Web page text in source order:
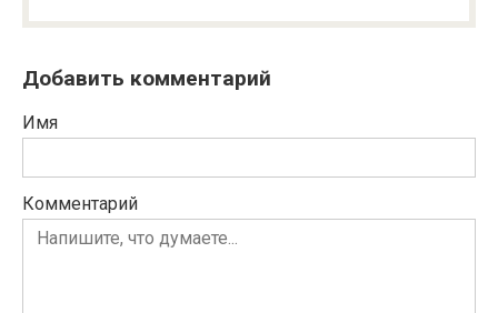
Добавить комментарий
Имя
Комментарий